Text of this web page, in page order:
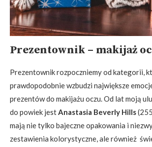
Prezentownik – makijaż
Prezentownik rozpoczniemy od kategorii,
prawdopodobnie wzbudzi największe
prezentów do makijażu oczu. Od lat moją
do powiek jestAnastasia Beverly Hills
mają nie tylko bajeczne opakowania i
zestawienia kolorystyczne, ale również